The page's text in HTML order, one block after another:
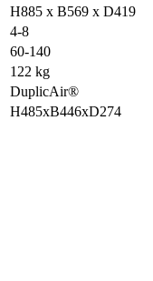
H885 x B569 x D419
4-8
60-140
122 kg
DuplicAir®
H485xB446xD274